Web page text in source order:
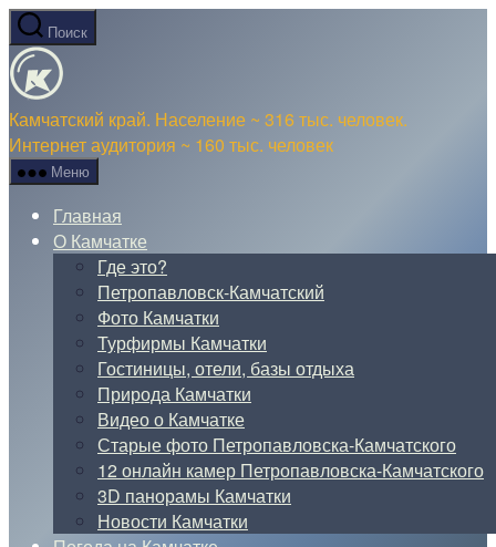
Перейти
к
содержимому
Поиск
Камчатский край. Население ~ 316 тыс. человек.
Интернет аудитория ~ 160 тыс. человек
Меню
Главная
О Камчатке
Где это?
Петропавловск-Камчатский
Фото Камчатки
Турфирмы Камчатки
Гостиницы, отели, базы отдыха
Природа Камчатки
Видео о Камчатке
Старые фото Петропавловска-Камчатского
12 онлайн камер Петропавловска-Камчатского
3D панорамы Камчатки
Новости Камчатки